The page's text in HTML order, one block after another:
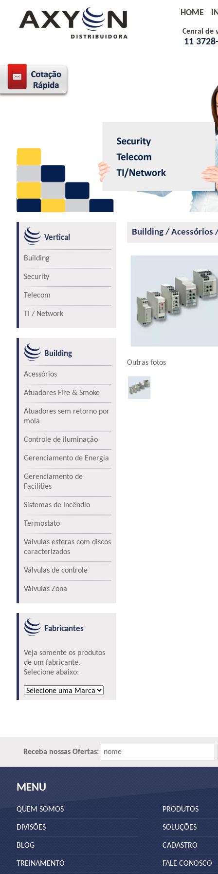
Cenral de
11
HOME
Vertical
Building
Security
Telecom
TI / Network
Building
Acessórios
Atuadores Fire & Smoke
Atuadores sem retorno por
mola
Controle de iluminação
Gerenciamento de Energia
Gerenciamento de
Facilities
Sistemas de Incêndio
Termostato
Valvulas esferas com discos
caracterizados
Válvulas de controle
Válvulas Zona
Fabricantes
Veja somente os produtos
de um fabricante.
Selecione abaixo:
Building /
Outras fotos
Receba nossas Ofertas: nome
MENU
QUEM SOMOS
DIVISÕES
BLOG
TREINAMENTO
PRODUTOS
SOLUÇÕES
CADASTRO
FALE CONOSCO